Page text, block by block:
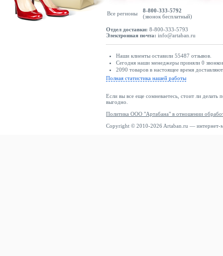
Все регионы
8-800-333-5792
(звонок бесплатный)
Отдел доставки: 8-800-333-5793
Электронная почта: info@artaban.ru
Наши клиенты оставили 55487 отзывов.
Сегодня наши менеджеры приняли 0
2090 товаров в настоящее время
Полная статистика нашей работы
Если вы все еще сомневаетесь, стоит ли делать
выгодно.
Политика ООО "Артабана" в отношении
Copyright © 2010-2026 Artaban.ru — интернет-